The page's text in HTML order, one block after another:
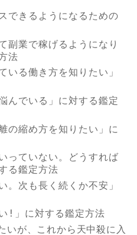
できるようになるための
副業で稼げるようになり
法
いる働き方を知りたい」
んでいる」に対する鑑定
の縮め方を知りたい」に
っていない。どうすれば
る鑑定方法
。次も長く続くか不安」
!」に対する鑑定方法
いが、これから天中殺に入